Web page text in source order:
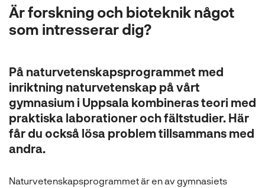
Är forskning och bioteknik något
som intresserar dig?
På naturvetenskapsprogrammet med
inriktning naturvetenskap på vårt
gymnasium i Uppsala kombineras teori med
praktiska laborationer och fältstudier. Här
får du också lösa problem tillsammans med
andra.
Naturvetenskapsprogrammet är en av gymnasiets